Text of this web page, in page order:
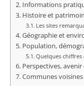
Informations
Histoire et
Les sites
Géographie et
Population,
Quelques chiffres
Perspectives,
Communes voisines